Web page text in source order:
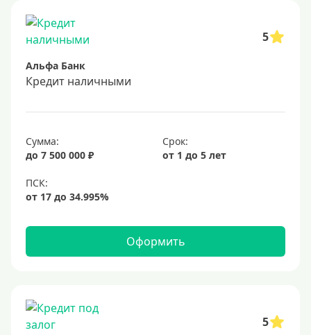
4%
6%
7%
8%
9%
11%
12%
14%
15%
5
Альфа Банк
Кредит наличными
Сумма:
до 7 500 000 ₽
Срок:
от 1 до 5 лет
Оформить
5